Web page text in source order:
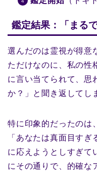
鑑定結果：「まる
選んだのは霊視が得意
ただけなのに、私の性
に言い当てられて、思
か？」と聞き返してし
特に印象的だったのは
「あなたは真面目す
に応えようとしすぎて
にその通りで、的確な